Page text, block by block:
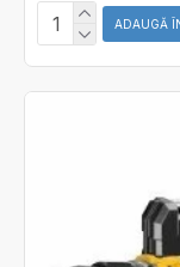
ADAUGĂ